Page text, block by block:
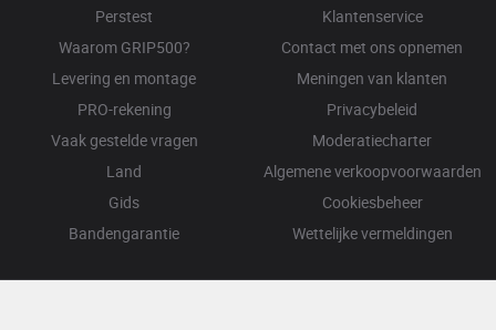
Perstest
Waarom GRIP500?
Levering en montage
PRO-rekening
Vaak gestelde vragen
Land
Gids
Bandengarantie
Klantenservice
Contact met ons opnemen
Meningen van klanten
Privacybeleid
Moderatiecharter
Algemene verkoopvoorwaarden
Cookiesbeheer
Wettelijke vermeldingen